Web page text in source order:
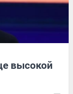
высокой